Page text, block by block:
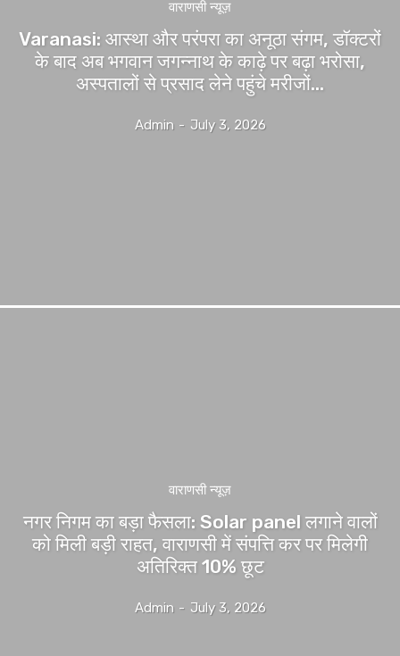
वाराणसी न्यूज़
Varanasi: आस्था और परंपरा का अनूठा संगम, डॉक्टरों
के बाद अब भगवान जगन्नाथ के काढ़े पर बढ़ा भरोसा,
अस्पतालों से प्रसाद लेने पहुंचे मरीजों...
Admin - July 3, 2026
वाराणसी न्यूज़
नगर निगम का बड़ा फैसला: Solar panel लगाने वालों
को मिली बड़ी राहत, वाराणसी में संपत्ति कर पर मिलेगी
अतिरिक्त 10% छूट
Admin - July 3, 2026